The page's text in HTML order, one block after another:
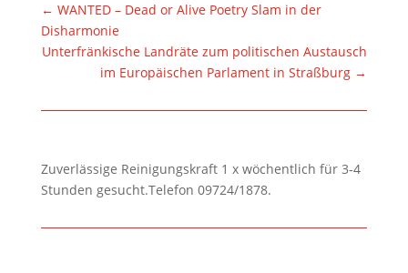
← WANTED – Dead or Alive Poetry Slam in der
Disharmonie
Unterfränkische Landräte zum politischen Austausch
im Europäischen Parlament in Straßburg →
Zuverlässige Reinigungskraft 1 x wöchentlich für 3-4
Stunden gesucht.Telefon 09724/1878.